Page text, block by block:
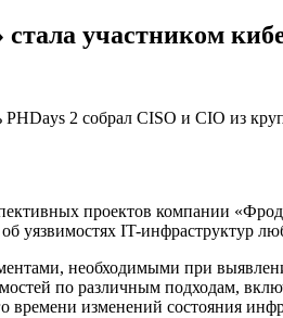
участником
2 собрал CISO и CIO из
проектов компании
уязвимостях IT-инфраструктур
необходимыми при
по различным подходам,
времени изменений состояния